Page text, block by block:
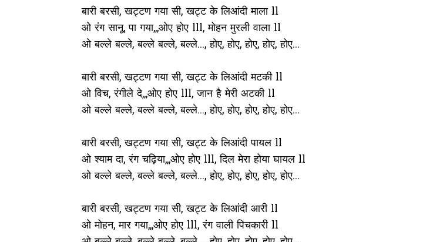
बारी बरसी, खट्टण गया सी, खट्ट के लिआंदी माला ll
ओ रंग सानू, पा गया,,,ओए होए lll, मोहन मुरली वाला ll
ओ बल्ले बल्ले, बल्ले बल्ले, बल्ले..., होए, होए, होए, होए, होए...
बारी बरसी, खट्टण गया सी, खट्ट के लिआंदी मटकी ll
ओ विच, रंगीले दे,,,ओए होए lll, जान है मेरी अटकी ll
ओ बल्ले बल्ले, बल्ले बल्ले, बल्ले..., होए, होए, होए, होए, होए...
बारी बरसी, खट्टण गया सी, खट्ट के लिआंदी पायल ll
ओ श्याम दा, रंग चढ़िया,,,ओए होए lll, दिल मेरा होया घायल ll
ओ बल्ले बल्ले, बल्ले बल्ले, बल्ले..., होए, होए, होए, होए, होए...
बारी बरसी, खट्टण गया सी, खट्ट के लिआंदी आरी ll
ओ मोहन, मार गया,,,ओए होए lll, रंग वाली पिचकारी ll